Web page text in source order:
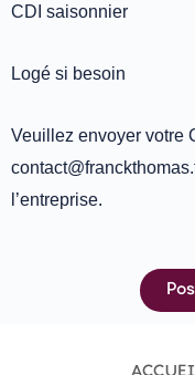
CDI saisonnier
Logé si besoin
Veuillez envoyer votre
l’entreprise.